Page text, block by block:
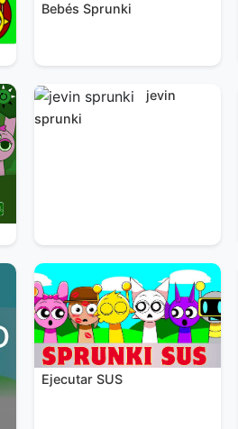
Bebés Sprunki
jevin
sprunki
Ejecutar SUS